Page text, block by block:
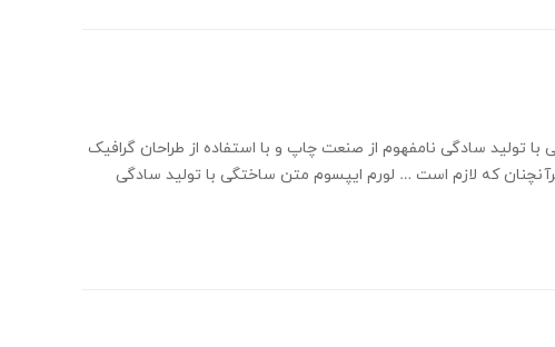
تولید سادگی نامفهوم از صنعت چاپ و با استفاده از طراحان گرافیک
که لازم است … لورم ایپسوم متن ساختگی با تولید سادگی